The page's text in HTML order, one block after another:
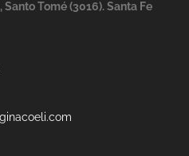
Tomé (3016). Santa Fe